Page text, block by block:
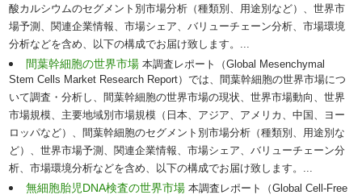
酸カルシウムのセグメント別市場分析（種類別、用途別など）、世界市
場予測、関連企業情報、市場シェア、バリューチェーン分析、市場環境
分析などを含め、以下の構成でお届け致します。...
間葉幹細胞の世界市場本調査レポート（Global Mesenchymal
Stem Cells Market Research Report）では、間葉幹細胞の世界市場につ
いて調査・分析し、間葉幹細胞の世界市場の現状、世界市場動向、世界
市場規模、主要地域別市場規模（日本、アジア、アメリカ、中国、ヨー
ロッパなど）、間葉幹細胞のセグメント別市場分析（種類別、用途別な
ど）、世界市場予測、関連企業情報、市場シェア、バリューチェーン分
析、市場環境分析などを含め、以下の構成でお届け致します。...
無細胞胎児DNA検査の世界市場本調査レポート（Global Cell-Free